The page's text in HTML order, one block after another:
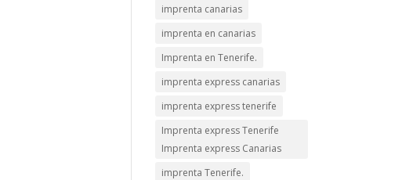
imprenta canarias
imprenta en canarias
Imprenta en Tenerife.
imprenta express canarias
imprenta express tenerife
Imprenta express Tenerife
Imprenta express Canarias
imprenta Tenerife.